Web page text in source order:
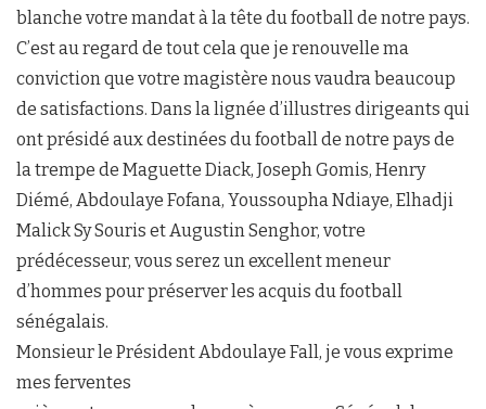
blanche votre mandat à la tête du football de notre pays.
C’est au regard de tout cela que je renouvelle ma
conviction que votre magistère nous vaudra beaucoup
de satisfactions. Dans la lignée d’illustres dirigeants qui
ont présidé aux destinées du football de notre pays de
la trempe de Maguette Diack, Joseph Gomis, Henry
Diémé, Abdoulaye Fofana, Youssoupha Ndiaye, Elhadji
Malick Sy Souris et Augustin Senghor, votre
prédécesseur, vous serez un excellent meneur
d’hommes pour préserver les acquis du football
sénégalais.
Monsieur le Président Abdoulaye Fall, je vous exprime
mes ferventes